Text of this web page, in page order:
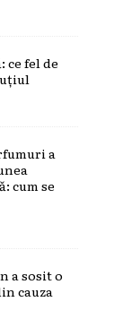
ce fel de
a
cum se
a sosit o
cauza